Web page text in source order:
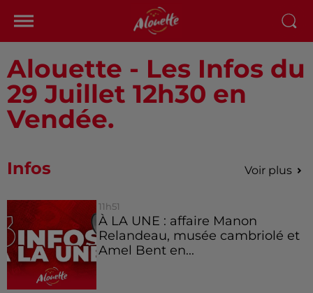
Alouette - Les Infos du
29 Juillet 12h30 en
Vendée.
Infos Voir plus
11h51
À LA UNE : affaire Manon
Relandeau, musée cambriolé et
Amel Bent en...